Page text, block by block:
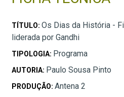
TÍTULO: Os Dias da História -
liderada por Gandhi
TIPOLOGIA: Programa
AUTORIA: Paulo Sousa Pinto
PRODUÇÃO: Antena 2